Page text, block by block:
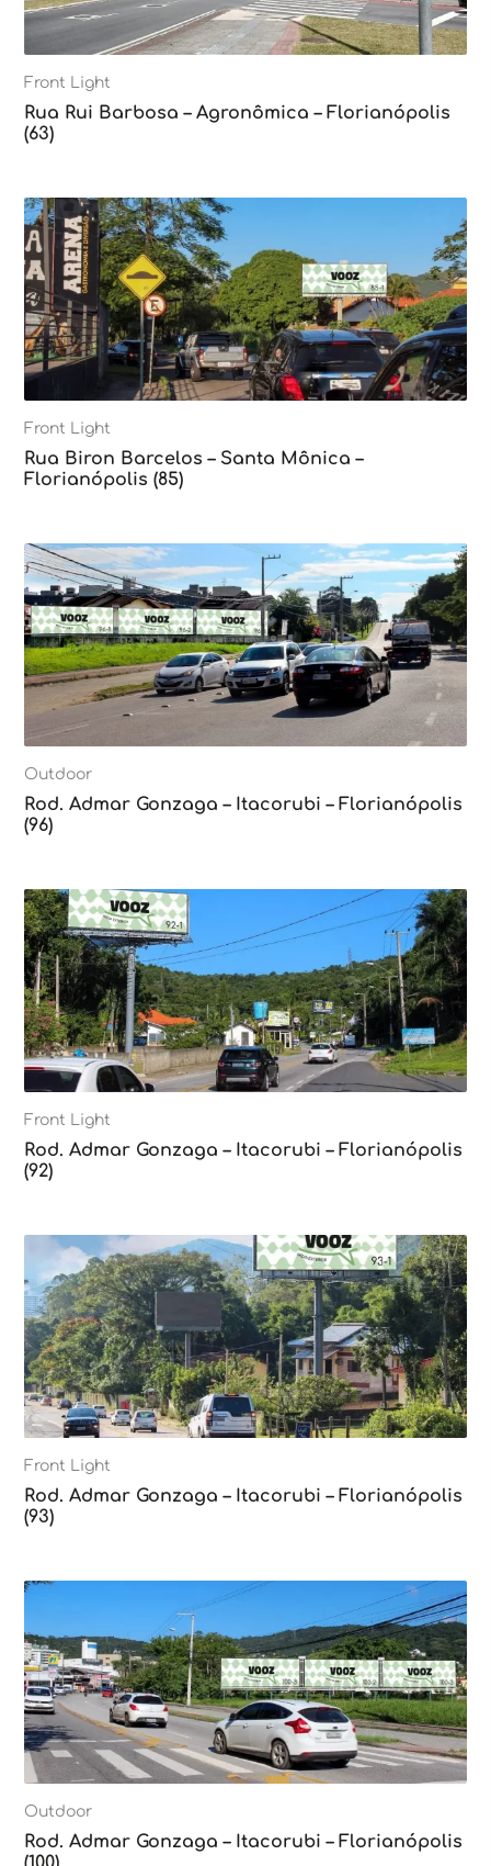
Front Light
Rua Rui Barbosa – Agronômica – Florianópolis
(63)
Front Light
Rua Biron Barcelos – Santa Mônica –
Florianópolis (85)
Outdoor
Rod. Admar Gonzaga – Itacorubi – Florianópolis
(96)
Front Light
Rod. Admar Gonzaga – Itacorubi – Florianópolis
(92)
Front Light
Rod. Admar Gonzaga – Itacorubi – Florianópolis
(93)
Outdoor
Rod. Admar Gonzaga – Itacorubi – Florianópolis